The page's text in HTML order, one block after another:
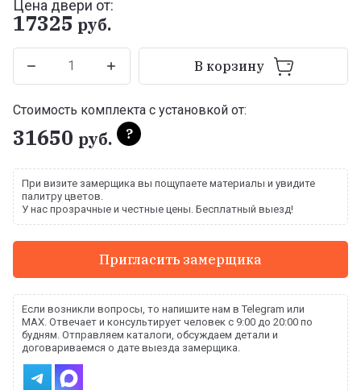
Цена двери от:
17325 руб.
В корзину
Стоимость комплекта с установкой от:
31650 руб. ?
При визите замерщика вы пощупаете материалы и увидите
палитру цветов.
У нас прозрачные и честные цены. Бесплатный выезд!
Пригласить замерщика
Если возникли вопросы, то напишите нам в Telegram или
MAX. Отвечает и консультирует человек с 9:00 до 20:00 по
будням. Отправляем каталоги, обсуждаем детали и
договариваемся о дате выезда замерщика.